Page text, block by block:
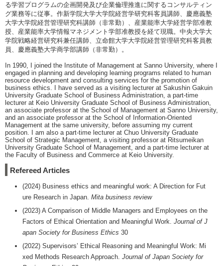
る学習プログラムの企画開発及び企業倫理推進に関するコンサルティン
グ業務等に従事。作新学院大学大学院経営学研究科客員講師、慶應義塾
大学大学院経営管理研究科講師（非常勤）、産業能率大学経営学部准教
授、産業能率大学情報マネジメント学部准教授を経て現職。中央大学大
学院戦略経営研究科兼任講師、立命館大学大学院経営管理研究科客員教
員、慶應義塾大学商学部講師（非常勤）。
In 1990, I joined the Institute of Management at Sanno University, where I
engaged in planning and developing learning programs related to human
resource development and consulting services for the promotion of
business ethics. I have served as a visiting lecturer at Sakushin Gakuin
University Graduate School of Business Administration, a part-time
lecturer at Keio University Graduate School of Business Administration,
an associate professor at the School of Management at Sanno University,
and an associate professor at the School of Information-Oriented
Management at the same university, before assuming my current
position. I am also a part-time lecturer at Chuo University Graduate
School of Strategic Management, a visiting professor at Ritsumeikan
University Graduate School of Management, and a part-time lecturer at
the Faculty of Business and Commerce at Keio University.
Refereed Articles
(2024) Business ethics and meaningful work: A Direction for Fut
ure Research in Japan. Mita business review
(2023) A Comparison of Middle Managers and Employees on the
Factors of Ethical Orientation and Meaningful Work. Journal of J
apan Society for Business Ethics 30
(2022) Supervisors’ Ethical Reasoning and Meaningful Work: Mi
xed Methods Research Approach. Journal of Japan Society for